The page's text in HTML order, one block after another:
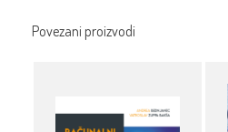
Povezani proizvodi